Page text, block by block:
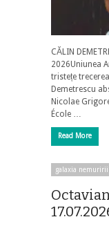
CĂLIN
2026Uniunea
tristețe
Demetrescu
Nicolae
École …
Read More
galaxia nemuririi